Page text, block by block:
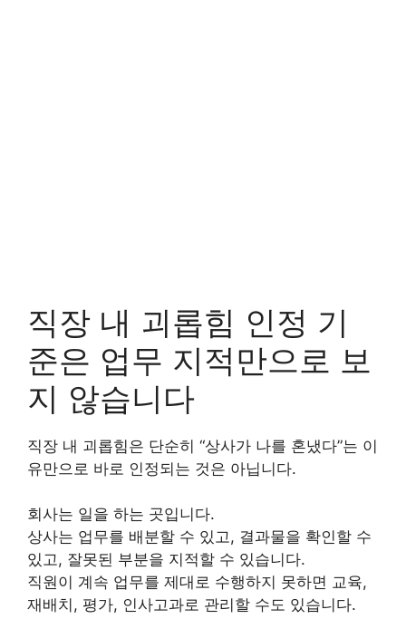
직장 내 괴롭힘 인정 기
준은 업무 지적만으로 보
지 않습니다
직장 내 괴롭힘은 단순히 “상사가 나를 혼냈다”는 이
유만으로 바로 인정되는 것은 아닙니다.
회사는 일을 하는 곳입니다.
상사는 업무를 배분할 수 있고, 결과물을 확인할 수
있고, 잘못된 부분을 지적할 수 있습니다.
직원이 계속 업무를 제대로 수행하지 못하면 교육,
재배치, 평가, 인사고과로 관리할 수도 있습니다.